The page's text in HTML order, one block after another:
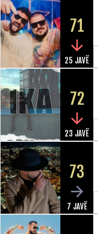
71
25 JAVË
72
23 JAVË
73
7 JAVË